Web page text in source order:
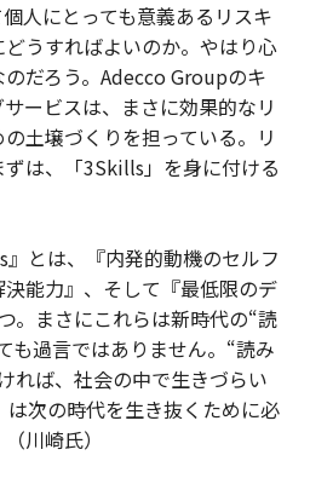
人にとっても意義あるリスキ
うすればよいのか。やはり心
だろう。Adecco Groupのキ
ービスは、まさに効果的なリ
土壌づくりを担っている。リ
は、「3Skills」を身に付ける
』とは、『内発的動機のセルフ
能力』、そして『最低限のデ
。まさにこれらは新時代の“読
も過言ではありません。“読み
れば、社会の中で生きづらい
次の時代を生き抜くために必
川崎氏）